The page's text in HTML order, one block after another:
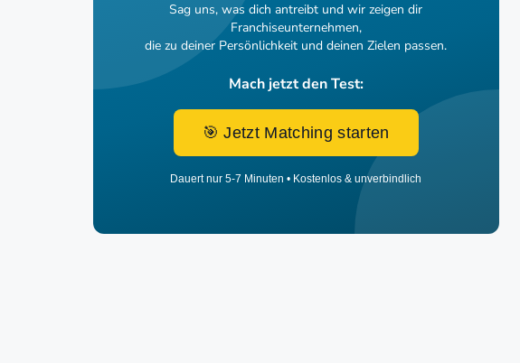
Sag uns, was dich antreibt und wir zeigen dir
Franchiseunternehmen,
die zu deiner Persönlichkeit und deinen Zielen passen.
Mach jetzt den Test:
🎯 Jetzt Matching starten
Dauert nur 5-7 Minuten • Kostenlos & unverbindlich